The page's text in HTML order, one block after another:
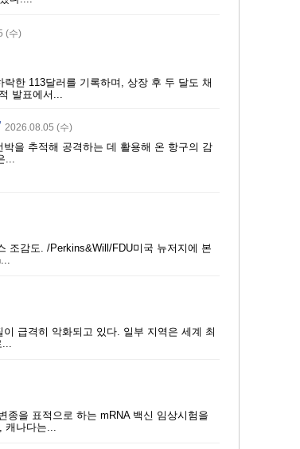
(수)
한 113달러를 기록하며, 상장 후 두 달도 채
발표에서...
2026.08.05 (수)
을 추적해 공격하는 데 활용해 온 항구의 감
...
조감도. /Perkins&Will/FDU미국 뉴저지에 본
급격히 악화되고 있다. 일부 지역은 세계 최
...
종을 표적으로 하는 mRNA 백신 임상시험을
캐나다는...